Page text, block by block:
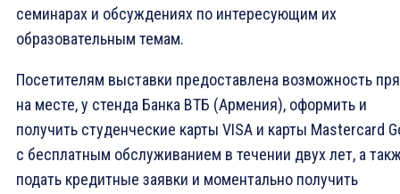
семинарах и обсуждениях по интересующим их
образовательным темам.
Посетителям выставки предоставлена возможность
на месте, у стенда Банка ВТБ (Армения), оформить и
получить студенческие карты VISA и карты Mastercard
с бесплатным обслуживанием в течении двух лет, а
подать кредитные заявки и моментально получить